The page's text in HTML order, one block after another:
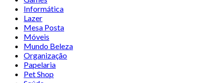
Informática
Lazer
Mesa Posta
Móveis
Mundo Beleza
Organização
Papelaria
Pet Shop